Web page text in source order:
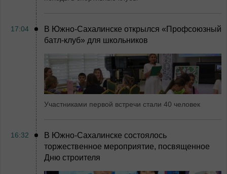
17:04
В Южно-Сахалинске открылся «Профсоюзный
батл-клуб» для школьников
Участниками первой встречи стали 40 человек
16:32
В Южно-Сахалинске состоялось
торжественное мероприятие, посвященное
Дню строителя